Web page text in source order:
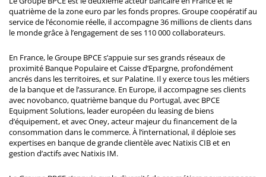
quatrième de la zone euro par les fonds propres. Groupe coopératif au
service de l’économie réelle, il accompagne 36 millions de clients dans
le monde grâce à l’engagement de ses 110 000 collaborateurs.
En France, le Groupe BPCE s’appuie sur ses grands réseaux de
proximité Banque Populaire et Caisse d’Epargne, profondément
ancrés dans les territoires, et sur Palatine. Il y exerce tous les métiers
de la banque et de l’assurance. En Europe, il accompagne ses clients
avec novobanco, quatrième banque du Portugal, avec BPCE
Equipment Solutions, leader européen du leasing de biens
d’équipement, et avec Oney, acteur majeur du financement de la
consommation dans le commerce. À l’international, il déploie ses
expertises en banque de grande clientèle avec Natixis CIB et en
gestion d’actifs avec Natixis IM.